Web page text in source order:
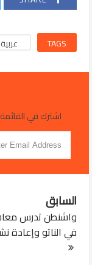
TAGS
اشترك في القائمة
السابق
واشنطن تدرس
في الناتو وإعادة